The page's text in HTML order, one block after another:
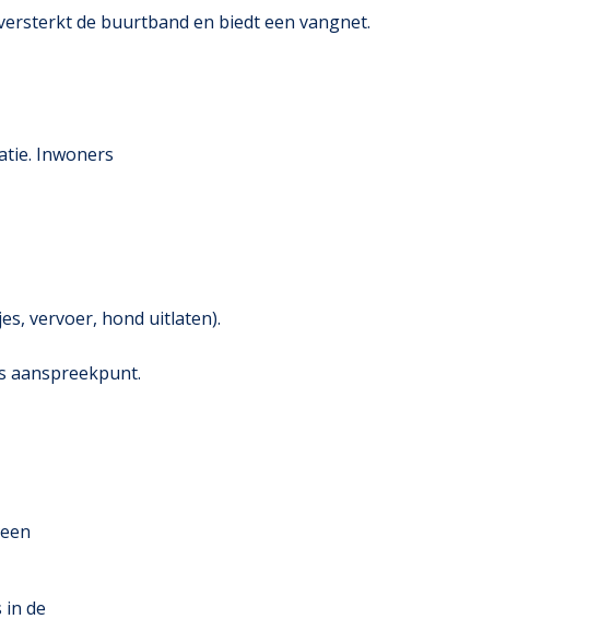
de buurtband en biedt een vangnet.
Inwoners
vervoer, hond uitlaten).
aanspreekpunt.
de